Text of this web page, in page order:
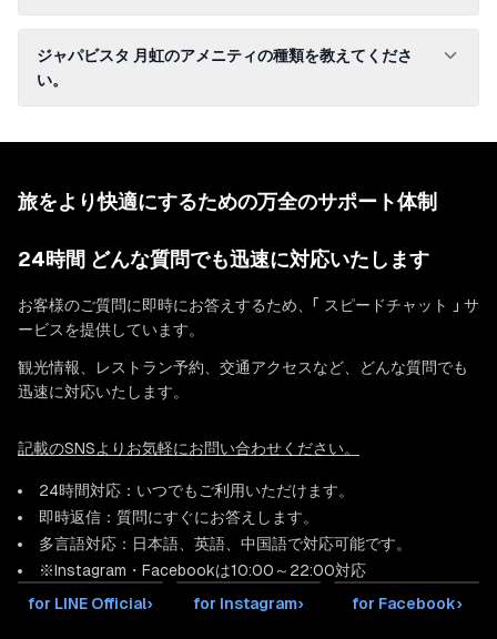
ジャパビスタ 月虹のアメニティの種類を教えてくださ
い。
旅をより快適にするための万全のサポート体制
24時間 どんな質問でも迅速に対応いたします
お客様のご質問に即時にお答えするため、「 スピードチャット 」 サ
ービスを提供しています。
観光情報、レストラン予約、交通アクセスなど、どんな質問でも
迅速に対応いたします。
記載のSNSよりお気軽にお問い合わせください。
24時間対応：いつでもご利用いただけます。
即時返信：質問にすぐにお答えします。
多言語対応：日本語、英語、中国語で対応可能です。
※Instagram・Facebookは10:00～22:00対応
for LINE Official› for Instagram› for Facebook›